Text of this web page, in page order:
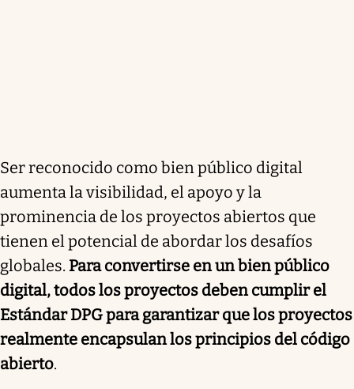
Ser reconocido como bien público digital
aumenta la visibilidad, el apoyo y la
prominencia de los proyectos abiertos que
tienen el potencial de abordar los desafíos
globales. Para convertirse en un bien público
digital, todos los proyectos deben cumplir el
Estándar DPG para garantizar que los proyectos
realmente encapsulan los principios del código
abierto.